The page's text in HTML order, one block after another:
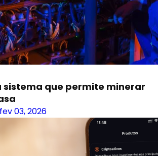
sistema que permite minerar
fev 03, 2026